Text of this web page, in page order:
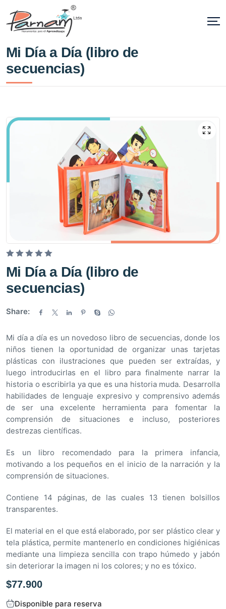
Mi Día a Día (libro de
secuencias)
V
a
l
r
d
o
e
n
0
d
e
5
Mi Día a Día (libro de
secuencias)
Share:
Mi día a día es un novedoso libro de secuencias, donde los
niños tienen la oportunidad de organizar unas tarjetas
plásticas con ilustraciones que pueden ser extraídas, y
luego introducirlas en el libro para finalmente narrar la
historia o escribirla ya que es una historia muda. Desarrolla
habilidades de lenguaje expresivo y comprensivo además
de ser una excelente herramienta para fomentar la
comprensión de situaciones e incluso, posteriores
destrezas científicas.
Es un libro recomendado para la primera infancia,
motivando a los pequeños en el inicio de la narración y la
comprensión de situaciones.
Contiene 14 páginas, de las cuales 13 tienen bolsillos
transparentes.
El material en el que está elaborado, por ser plástico clear y
tela plástica, permite mantenerlo en condiciones higiénicas
mediante una limpieza sencilla con trapo húmedo y jabón
sin deteriorar la imagen ni los colores; y no es tóxico.
$77.900
Disponible para reserva